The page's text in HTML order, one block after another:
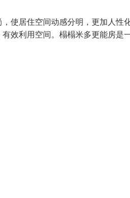
使居住空间动感分明，更加人性
效利用空间。榻榻米多更能房是